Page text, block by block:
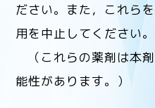
ださい。また，これら
用を中止してください。
（これらの薬剤は本
能性があります。）